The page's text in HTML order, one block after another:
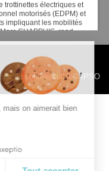
trottinettes électriques et
motorisés (EDPM) et
impliquant les mobilités
CHAPPUIS, rend
é
- ©MOTORSERIES -
de confidentialité© IPSO
mais on aimerait bien